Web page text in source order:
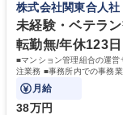
業務全般 募集職種 【東京／文京区】公益財団法人の総務人事業務／年間
休日125日
株式会社関東合人社
未経験・ベテラ
転勤無/年休123
■マンション管理組合の運
注業務 ■事務所内での事務
月給
38万円